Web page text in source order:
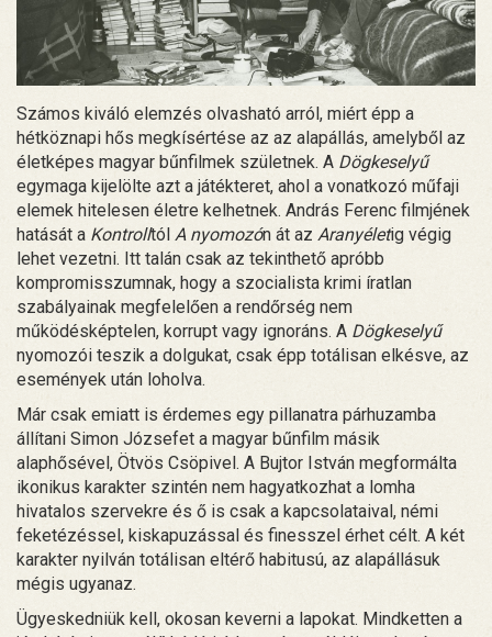
Számos kiváló elemzés olvasható arról, miért épp a
hétköznapi hős megkísértése az az alapállás, amelyből az
életképes magyar bűnfilmek születnek. A Dögkeselyű
egymaga kijelölte azt a játékteret, ahol a vonatkozó műfaji
elemek hitelesen életre kelhetnek. András Ferenc filmjének
hatását a Kontrolltól A nyomozón át az Aranyéletig végig
lehet vezetni. Itt talán csak az tekinthető apróbb
kompromisszumnak, hogy a szocialista krimi íratlan
szabályainak megfelelően a rendőrség nem
működésképtelen, korrupt vagy ignoráns. A Dögkeselyű
nyomozói teszik a dolgukat, csak épp totálisan elkésve, az
események után loholva.
Már csak emiatt is érdemes egy pillanatra párhuzamba
állítani Simon Józsefet a magyar bűnfilm másik
alaphősével, Ötvös Csöpivel. A Bujtor István megformálta
ikonikus karakter szintén nem hagyatkozhat a lomha
hivatalos szervekre és ő is csak a kapcsolataival, némi
feketézéssel, kiskapuzással és finesszel érhet célt. A két
karakter nyilván totálisan eltérő habitusú, az alapállásuk
mégis ugyanaz.
Ügyeskedniük kell, okosan keverni a lapokat. Mindketten a